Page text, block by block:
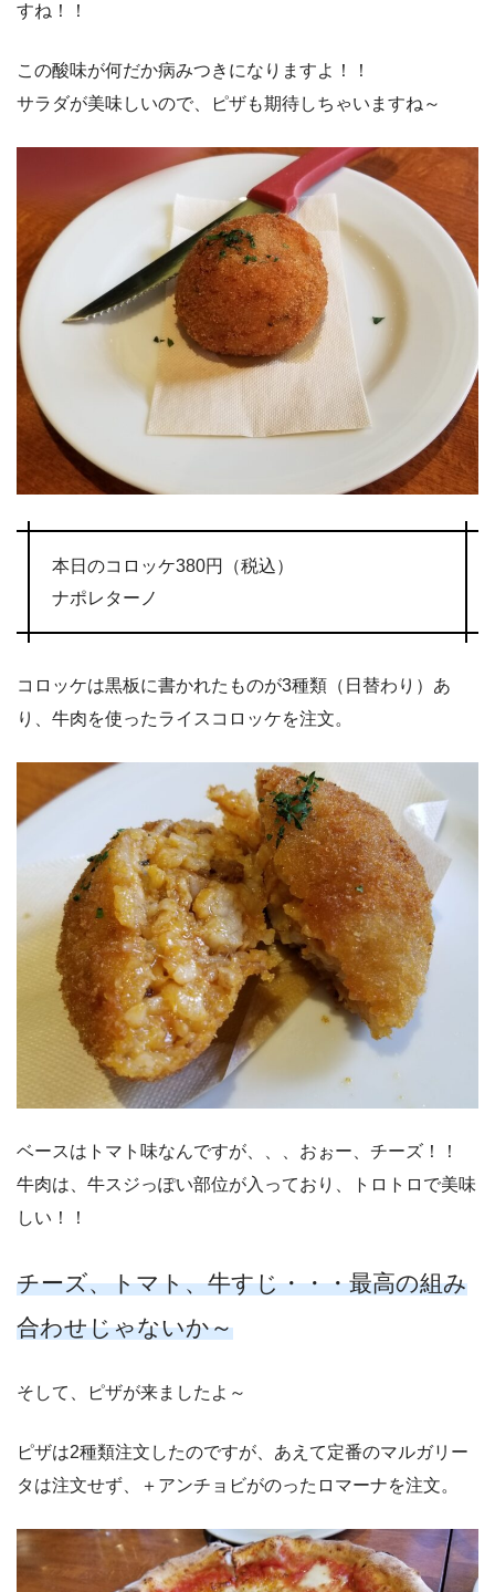
すね！！
この酸味が何だか病みつきになりますよ！！
サラダが美味しいので、ピザも期待しちゃいますね～
本日のコロッケ380円（税込）
ナポレターノ
コロッケは黒板に書かれたものが3種類（日替わり）あ
り、牛肉を使ったライスコロッケを注文。
ベースはトマト味なんですが、、、おぉー、チーズ！！
牛肉は、牛スジっぽい部位が入っており、トロトロで美味
しい！！
チーズ、トマト、牛すじ・・・最高の組み
合わせじゃないか～
そして、ピザが来ましたよ～
ピザは2種類注文したのですが、あえて定番のマルガリー
タは注文せず、＋アンチョビがのったロマーナを注文。